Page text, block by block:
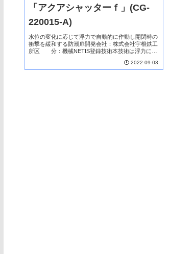
「アクアシャッターｆ」(CG-
220015-A)
水位の変化に応じて浮力で自動的に作動し開閉時の
衝撃を緩和する防潮扉開発会社：株式会社宇根鉄工
所区 分：機械NETIS登録技術本技術は浮力によ
等外部から受ける衝撃及び倒伏時に発生する衝撃を
2022-09-03